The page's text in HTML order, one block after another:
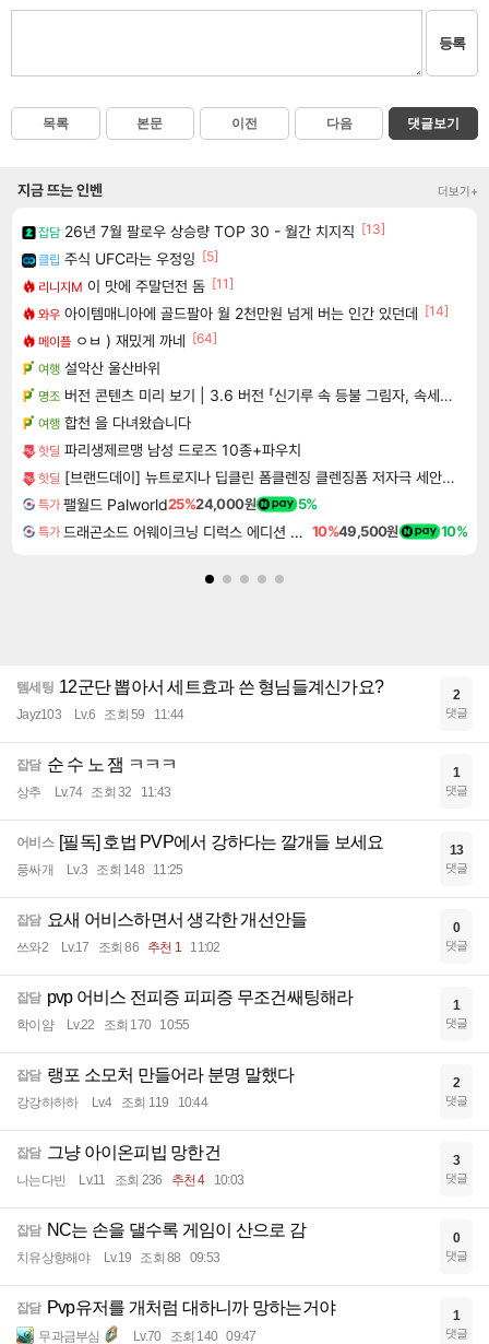
등록
목록 본문 이전 다음 댓글보기
지금 뜨는 인벤 더보기+
잡담 26년 7월 팔로우 상승량 TOP 30 - 월간 치지직 [13]
클립 주식 UFC라는 우정잉 [5]
리니지M 이 맛에 주말던전 돔 [11]
와우 아이템매니아에 골드팔아 월 2천만원 넘게 버는 인간 있던데 [14]
메이플 ㅇㅂ ) 재밌게 까네 [64]
여행 설악산 울산바위
명조 버전 콘텐츠 미리 보기 | 3.6 버전 「신기루 속 등불 그림자, 속세에 깃든 검의 결심」이 8월 20일에 업데이트됩니다!
여행 합천 을 다녀왔습니다
핫딜 파리생제르맹 남성 드로즈 10종+파우치
핫딜 [브랜드데이] 뉴트로지나 딥클린 폼클렌징 클렌징폼 저자극 세안제 150ml, 2개
특가 팰월드 Palworld25%24,000원 5%
특가 드래곤소드 어웨이크닝 디럭스 에디션 DragonSword Awakening Deluxe Edition 10%49,500원 10%
템세팅 12군단 뽑아서 세트효과 쓴 형님들계신가요?
Jayz103 Lv.6 조회 59 11:44
2
댓글
잡담 순 수 노 잼 ㅋㅋㅋ
상추 Lv.74 조회 32 11:43
1
댓글
어비스 [필독] 호법 PVP에서 강하다는 깔개들 보세요
풍싸개 Lv.3 조회 148 11:25
13
댓글
잡담 요새 어비스하면서 생각한 개선안들
쓰와2 Lv.17 조회 86 추천 1 11:02
0
댓글
잡담 pvp 어비스 전피증 피피증 무조건쌔팅해라
학이얌 Lv.22 조회 170 10:55
1
댓글
잡담 랭포 소모처 만들어라 분명 말했다
강강하하하 Lv.4 조회 119 10:44
2
댓글
잡담 그냥 아이온피빕 망한건
나는다빈 Lv.11 조회 236 추천 4 10:03
3
댓글
잡담 NC는 손을 댈수록 게임이 산으로 감
치유상향해야 Lv.19 조회 88 09:53
0
댓글
잡담 Pvp유저를 개처럼 대하니까 망하는거야
무과금부심 Lv.70 조회 140 09:47
1
댓글